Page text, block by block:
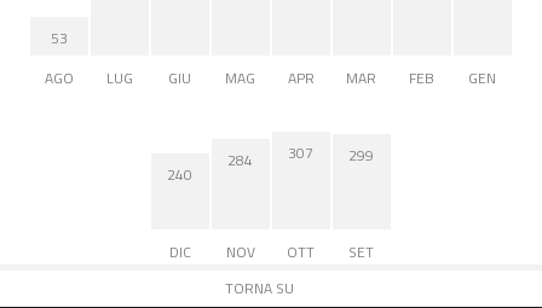
53
AGO
LUG GIU MAG APR MAR FEB GEN
240
DIC
284
NOV
307
OTT
299
SET
TORNA SU